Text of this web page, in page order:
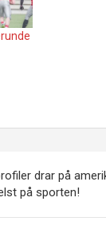
drar på
på sporten!